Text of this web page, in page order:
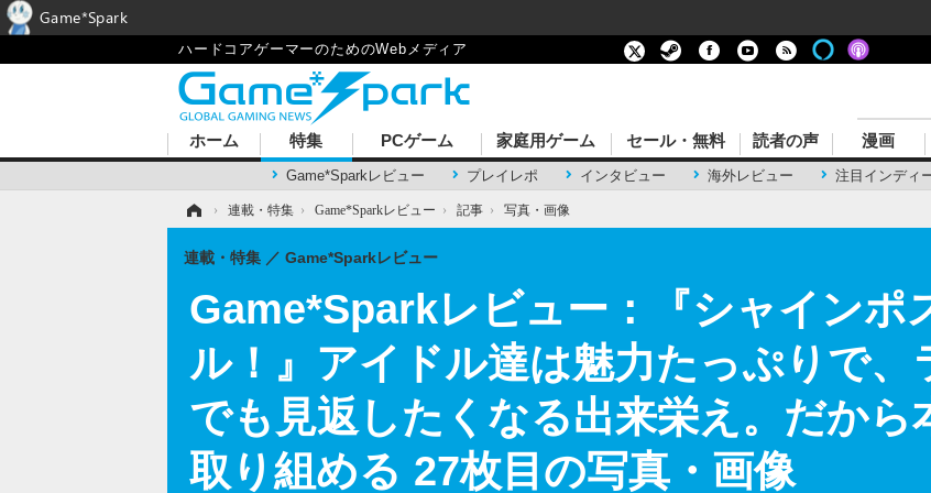
ハードコアゲーマーのためのWebメディア
ホーム 特集
Game*Sparkレビュー プレイレポ インタビュー 海外レビュー 注目インディ
PCゲーム 家庭用ゲーム セール・無料 読者の声 漫画
› 連載・特集 › Game*Sparkレビュー › 記事 › 写真・画像
Game*Sparkレビュー：『シャインポ
ル！』アイドル達は魅力たっぷりで、
でも見返したくなる出来栄え。だから
取り組める 27枚目の写真・画像
連載・特集 Game*Sparkレビュー
Game*Spark